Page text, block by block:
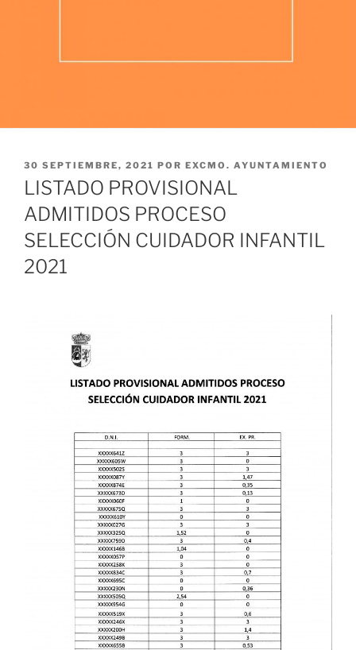
PUBLICADO
EL
30 SEPTIEMBRE, 2021 POR EXCMO. AYUNTAMIENTO
LISTADO PROVISIONAL
ADMITIDOS PROCESO
SELECCIÓN CUIDADOR INFANTIL
2021